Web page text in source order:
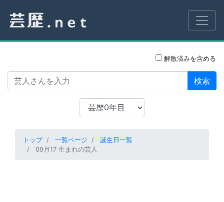
解散済みを含める
検索
トップ 一覧ページ
誕生日一覧
09月17 生まれの芸人